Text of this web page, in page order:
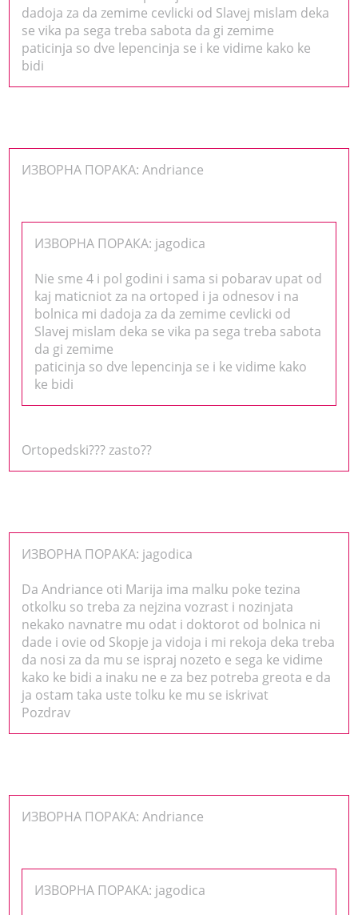
dadoja za da zemime cevlicki od Slavej mislam deka
se vika pa sega treba sabota da gi zemime
paticinja so dve lepencinja se i ke vidime kako ke
bidi
ИЗВОРНА ПОРАКА: Andriance
ИЗВОРНА ПОРАКА: jagodica
Nie sme 4 i pol godini i sama si pobarav upat od
kaj maticniot za na ortoped i ja odnesov i na
bolnica mi dadoja za da zemime cevlicki od
Slavej mislam deka se vika pa sega treba sabota
da gi zemime
paticinja so dve lepencinja se i ke vidime kako
ke bidi
Ortopedski??? zasto??
ИЗВОРНА ПОРАКА: jagodica
Da Andriance oti Marija ima malku poke tezina
otkolku so treba za nejzina vozrast i nozinjata
nekako navnatre mu odat i doktorot od bolnica ni
dade i ovie od Skopje ja vidoja i mi rekoja deka treba
da nosi za da mu se ispraj nozeto e sega ke vidime
kako ke bidi a inaku ne e za bez potreba greota e da
ja ostam taka uste tolku ke mu se iskrivat
Pozdrav
ИЗВОРНА ПОРАКА: Andriance
ИЗВОРНА ПОРАКА: jagodica